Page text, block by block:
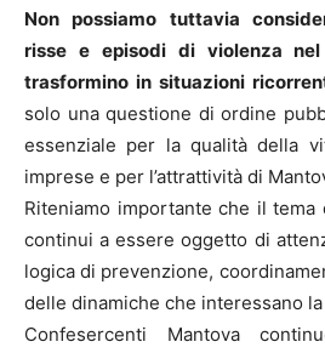
Non possiamo tuttavia
risse e episodi di violenza
trasformino in situazioni
solo una questione di ordine
essenziale per la qualità della
imprese e per l’attrattività di
Riteniamo importante che il tema
continui a essere oggetto di
logica di prevenzione,
delle dinamiche che interessano
Confesercenti Mantova